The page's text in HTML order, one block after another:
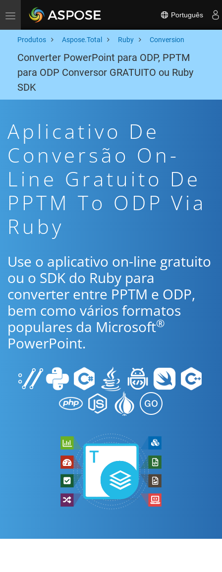
Toggle navigation Português
Produtos Aspose.Total Ruby Conversion
Converter PowerPoint para ODP, PPTM
para ODP Conversor GRATUITO ou Ruby
SDK
Aplicativo De
Conversão On-
Line Gratuito De
PPTM To ODP Via
Ruby
Use o aplicativo on-line gratuito
ou o SDK do Ruby para
converter entre PPTM e ODP,
bem como vários formatos
populares da Microsoft®
PowerPoint.